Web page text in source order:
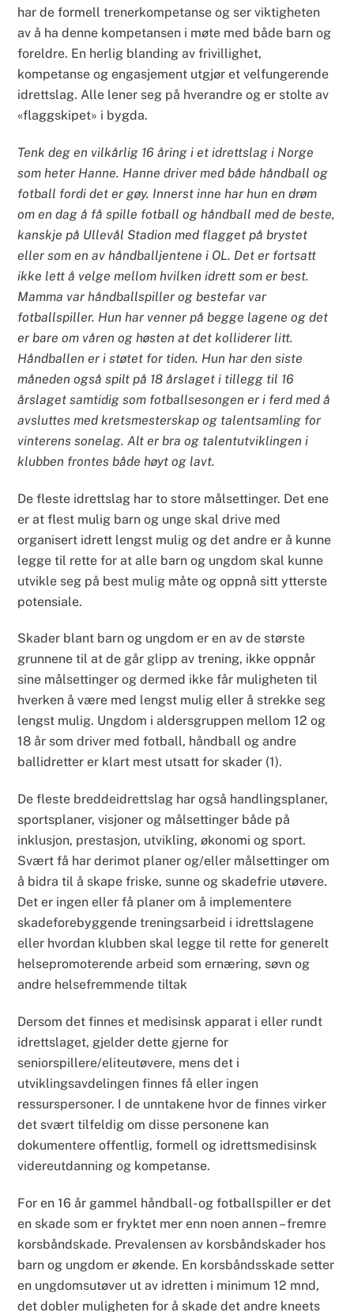
har de formell trenerkompetanse og ser viktigheten
av å ha denne kompetansen i møte med både barn og
foreldre. En herlig blanding av frivillighet,
kompetanse og engasjement utgjør et velfungerende
idrettslag. Alle lener seg på hverandre og er stolte av
«flaggskipet» i bygda.
Tenk deg en vilkårlig 16 åring i et idrettslag i Norge
som heter Hanne. Hanne driver med både håndball og
fotball fordi det er gøy. Innerst inne har hun en drøm
om en dag å få spille fotball og håndball med de beste,
kanskje på Ullevål Stadion med flagget på brystet
eller som en av håndballjentene i OL. Det er fortsatt
ikke lett å velge mellom hvilken idrett som er best.
Mamma var håndballspiller og bestefar var
fotballspiller. Hun har venner på begge lagene og det
er bare om våren og høsten at det kolliderer litt.
Håndballen er i støtet for tiden. Hun har den siste
måneden også spilt på 18 årslaget i tillegg til 16
årslaget samtidig som fotballsesongen er i ferd med å
avsluttes med kretsmesterskap og talentsamling for
vinterens sonelag. Alt er bra og talentutviklingen i
klubben frontes både høyt og lavt.
De fleste idrettslag har to store målsettinger. Det ene
er at flest mulig barn og unge skal drive med
organisert idrett lengst mulig og det andre er å kunne
legge til rette for at alle barn og ungdom skal kunne
utvikle seg på best mulig måte og oppnå sitt ytterste
potensiale.
Skader blant barn og ungdom er en av de største
grunnene til at de går glipp av trening, ikke oppnår
sine målsettinger og dermed ikke får muligheten til
hverken å være med lengst mulig eller å strekke seg
lengst mulig. Ungdom i aldersgruppen mellom 12 og
18 år som driver med fotball, håndball og andre
ballidretter er klart mest utsatt for skader (1).
De fleste breddeidrettslag har også handlingsplaner,
sportsplaner, visjoner og målsettinger både på
inklusjon, prestasjon, utvikling, økonomi og sport.
Svært få har derimot planer og/eller målsettinger om
å bidra til å skape friske, sunne og skadefrie utøvere.
Det er ingen eller få planer om å implementere
skadeforebyggende treningsarbeid i idrettslagene
eller hvordan klubben skal legge til rette for generelt
helsepromoterende arbeid som ernæring, søvn og
andre helsefremmende tiltak
Dersom det finnes et medisinsk apparat i eller rundt
idrettslaget, gjelder dette gjerne for
seniorspillere/eliteutøvere, mens det i
utviklingsavdelingen finnes få eller ingen
ressurspersoner. I de unntakene hvor de finnes virker
det svært tilfeldig om disse personene kan
dokumentere offentlig, formell og idrettsmedisinsk
videreutdanning og kompetanse.
For en 16 år gammel håndball- og fotballspiller er det
en skade som er fryktet mer enn noen annen – fremre
korsbåndskade. Prevalensen av korsbåndskader hos
barn og ungdom er økende. En korsbåndsskade setter
en ungdomsutøver ut av idretten i minimum 12 mnd,
det dobler muligheten for å skade det andre kneets